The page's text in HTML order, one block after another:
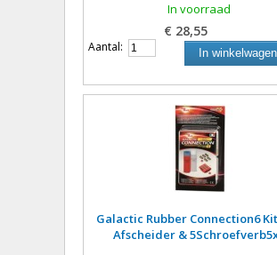
In voorraad
€ 28,55
Aantal: In winkelwagen
Galactic Rubber Connection6
Afscheider &